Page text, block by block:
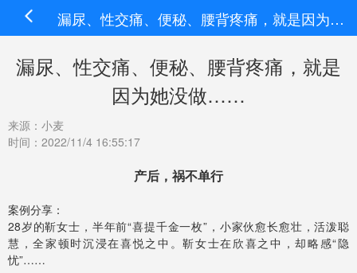
漏尿、性交痛、便秘、腰背疼痛，就是因为她没做……
漏尿、性交痛、便秘、腰背疼痛，就是
因为她没做……
来源：小麦
时间：2022/11/4 16:55:17
产后，祸不单行
案例分享：
28岁的靳女士，半年前“喜提千金一枚”，小家伙愈长愈壮，活泼聪
慧，全家顿时沉浸在喜悦之中。靳女士在欣喜之中，却略感“隐
忧”……